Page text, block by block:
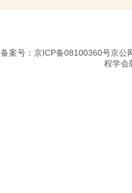
备案号：京ICP备08100360号京公
程学会